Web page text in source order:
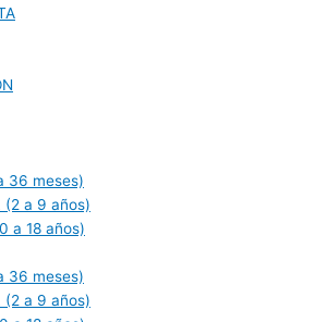
36 meses)
(2 a 9 años)
a 18 años)
36 meses)
(2 a 9 años)